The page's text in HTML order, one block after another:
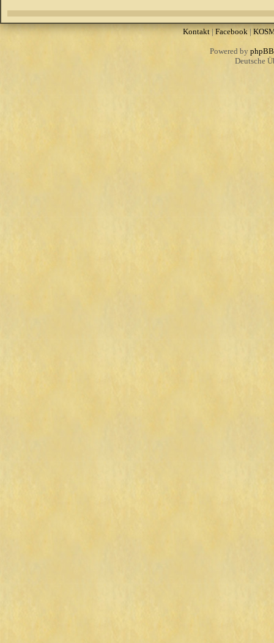
Kontakt| Facebook|
Powered by phpBB
Deutsche